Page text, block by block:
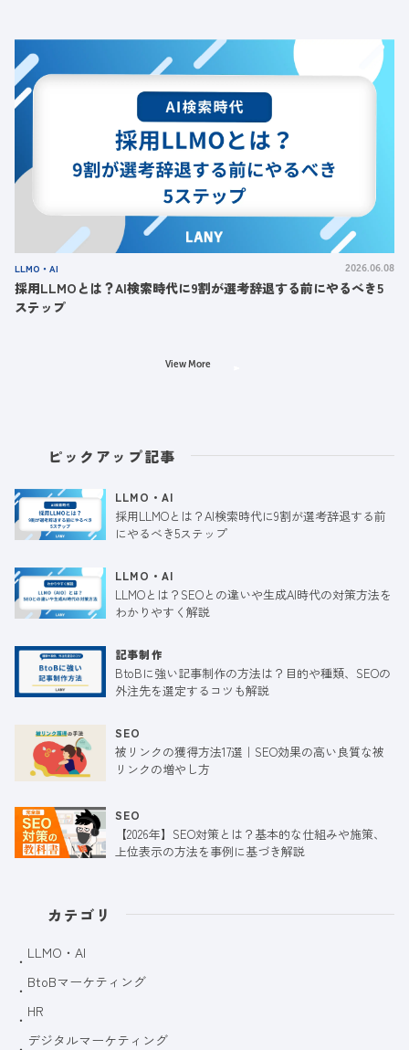
LLMO・AI 2026.06.08
採用LLMOとは？AI検索時代に9割が選考辞退する前にやるべき5
ステップ
View More
ピックアップ記事
LLMO・AI
採用LLMOとは？AI検索時代に9割が選考辞退する前
にやるべき5ステップ
LLMO・AI
LLMOとは？SEOとの違いや生成AI時代の対策方法を
わかりやすく解説
記事制作
BtoBに強い記事制作の方法は？目的や種類、SEOの
外注先を選定するコツも解説
SEO
被リンクの獲得方法17選｜SEO効果の高い良質な被
リンクの増やし方
SEO
【2026年】SEO対策とは？基本的な仕組みや施策、
上位表示の方法を事例に基づき解説
カテゴリ
LLMO・AI
BtoBマーケティング
HR
デジタルマーケティング